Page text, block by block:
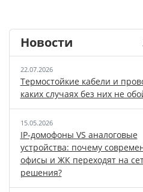
Новости
22.07.2026
Термостойкие кабели и
каких случаях без них не
15.05.2026
IP-домофоны VS аналоговые
устройства: почему
офисы и ЖК переходят на
решения?